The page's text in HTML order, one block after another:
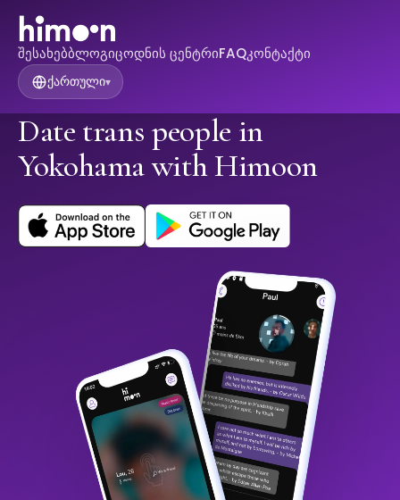
შესახებბლოგიცოდნის ცენტრიFAQკონტაქტი
ქართული▾
Date trans people in
Yokohama with Himoon